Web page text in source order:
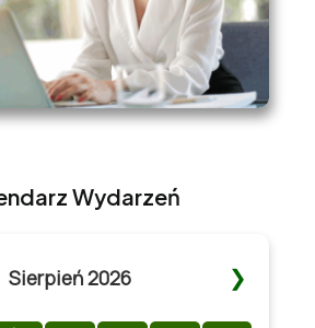
Wydarzeń
Sierpień 2026 ❯